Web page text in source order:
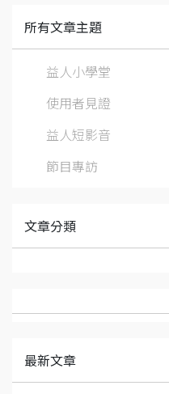
所有文章主題
益人小學堂
使用者見證
益人短影音
節目專訪
文章分類
最新文章